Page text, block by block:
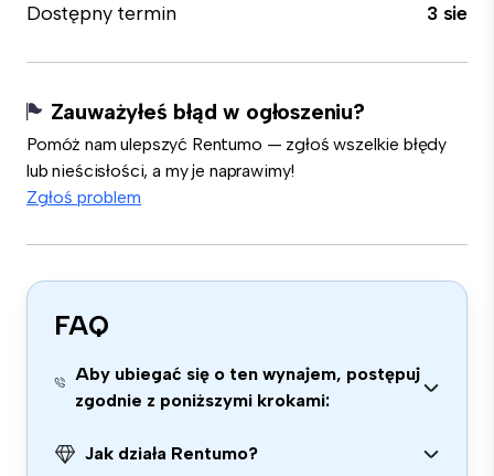
Dostępny termin
3 sie
Zauważyłeś błąd w ogłoszeniu?
Pomóż nam ulepszyć Rentumo — zgłoś wszelkie błędy
lub nieścisłości, a my je naprawimy!
Zgłoś problem
FAQ
Aby ubiegać się o ten wynajem, postępuj
zgodnie z poniższymi krokami:
Jak działa Rentumo?